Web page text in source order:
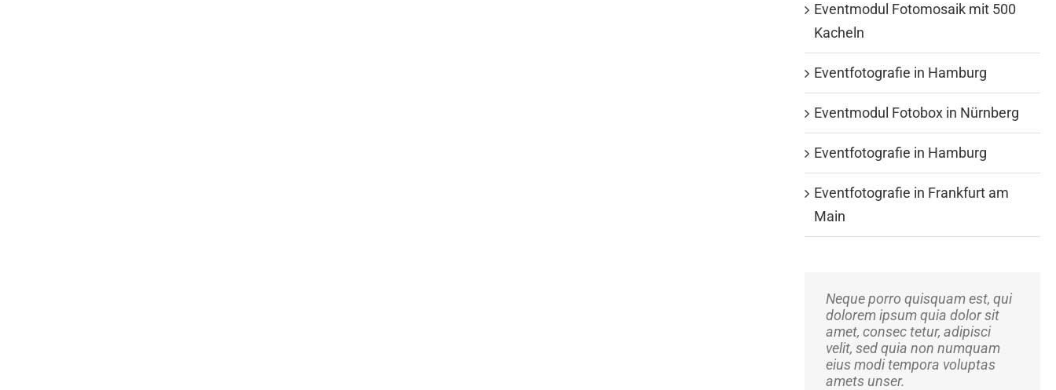
Eventmodul Fotomosaik mit 500
Kacheln
Eventfotografie in Hamburg
Eventmodul Fotobox in Nürnberg
Eventfotografie in Hamburg
Eventfotografie in Frankfurt am
Main
Neque porro quisquam est, qui
dolorem ipsum quia dolor sit
amet, consec tetur, adipisci
velit, sed quia non numquam
eius modi tempora voluptas
amets unser.
Aliquam erat volutpat. Quisque
at est id ligula facilisis laoreet
eget pulvinar nibh.
Suspendisse at ultrices dui.
Curabitur ac felis arcu sadips
ipsums fugiats nemis.